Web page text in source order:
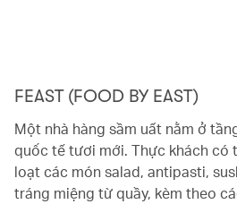
FEAST (FOOD BY EAST)
Một nhà hàng sầm uất nằm ở
quốc tế tươi mới. Thực khách có
loạt các món salad, antipasti,
tráng miệng từ quầy, kèm theo